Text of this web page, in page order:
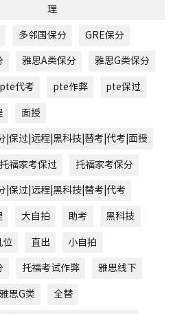
理
多邻国保分 GRE保分
雅思A类保分 雅思G类保分
pte代考 pte作弊 pte保过
面授
|保过|远程|黑科技|替考|代考|面授
托福家考保过 托福家考保分
|保过|远程|黑科技|替考|代考
大自拍 助考 黑科技
位 直出 小自拍
托福考试作弊 雅思线下
雅思G类 全替